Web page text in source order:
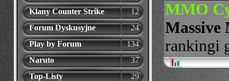
Klany Counter Strike
12
Forum Dyskusyjne
24
Play by Forum
134
Naruto
37
Top-Listy
29
MMO
rankingi